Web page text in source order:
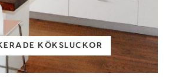
KÖKSLUCKOR